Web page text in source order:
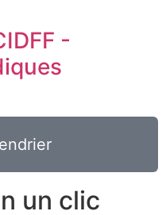
-
un clic